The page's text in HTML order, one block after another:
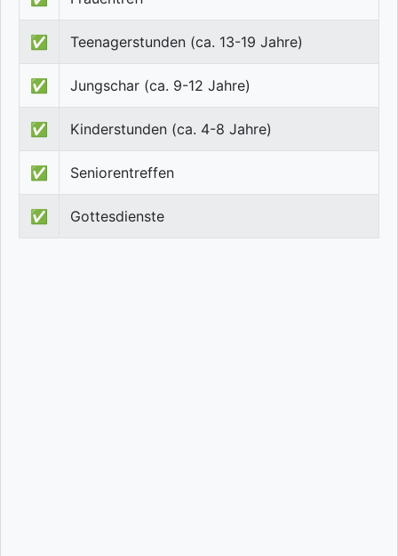
✅ Teenagerstunden (ca. 13-19 Jahre)
✅ Jungschar (ca. 9-12 Jahre)
✅ Kinderstunden (ca. 4-8 Jahre)
✅ Seniorentreffen
✅ Gottesdienste